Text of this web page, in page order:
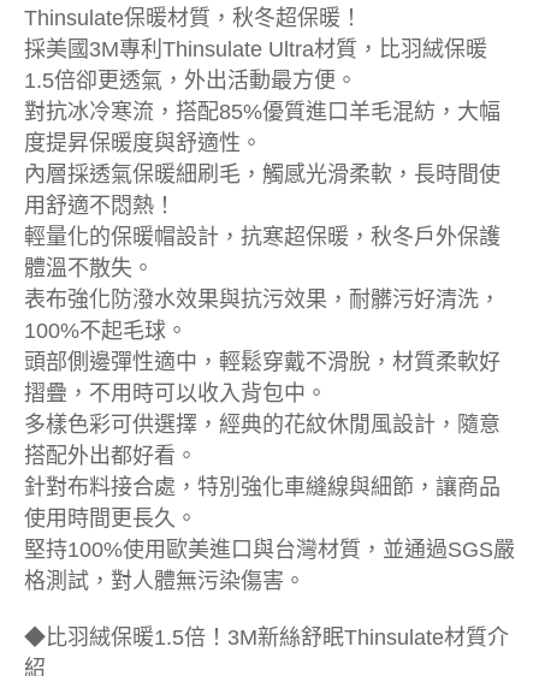
Thinsulate保暖材質，秋冬超保暖！
採美國3M專利Thinsulate Ultra材質，比羽絨保暖
1.5倍卻更透氣，外出活動最方便。
對抗冰冷寒流，搭配85%優質進口羊毛混紡，大幅
度提昇保暖度與舒適性。
內層採透氣保暖細刷毛，觸感光滑柔軟，長時間使
用舒適不悶熱！
輕量化的保暖帽設計，抗寒超保暖，秋冬戶外保護
體溫不散失。
表布強化防潑水效果與抗污效果，耐髒污好清洗，
100%不起毛球。
頭部側邊彈性適中，輕鬆穿戴不滑脫，材質柔軟好
摺疊，不用時可以收入背包中。
多樣色彩可供選擇，經典的花紋休閒風設計，隨意
搭配外出都好看。
針對布料接合處，特別強化車縫線與細節，讓商品
使用時間更長久。
堅持100%使用歐美進口與台灣材質，並通過SGS嚴
格測試，對人體無污染傷害。
◆比羽絨保暖1.5倍！3M新絲舒眠Thinsulate材質介
紹